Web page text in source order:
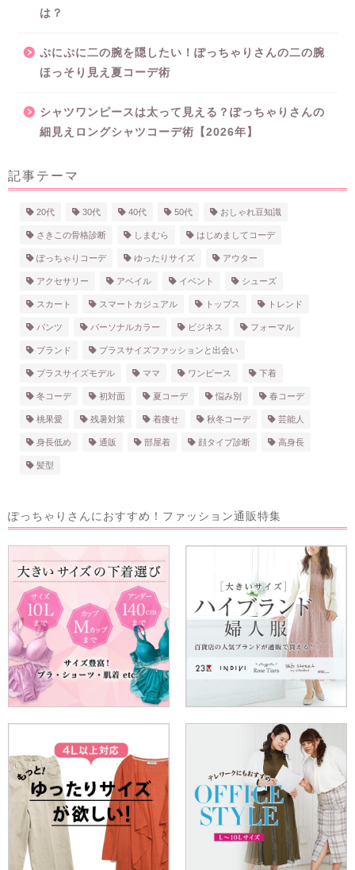
は？
ぷにぷに二の腕を隠したい！ぽっちゃりさんの二の腕
ほっそり見え夏コーデ術
シャツワンピースは太って見える？ぽっちゃりさんの
細見えロングシャツコーデ術【2026年】
記事テーマ
20代 30代 40代 50代 おしゃれ豆知識
さきこの骨格診断 しまむら はじめましてコーデ
ぽっちゃりコーデ ゆったりサイズ アウター
アクセサリー アベイル イベント シューズ
スカート スマートカジュアル トップス トレンド
パンツ パーソナルカラー ビジネス フォーマル
ブランド プラスサイズファッションと出会い
プラスサイズモデル ママ ワンピース 下着
冬コーデ 初対面 夏コーデ 悩み別 春コーデ
桃果愛 残暑対策 着痩せ 秋冬コーデ 芸能人
身長低め 通販 部屋着 顔タイプ診断 高身長
髪型
ぽっちゃりさんにおすすめ！ ファッション通販特集